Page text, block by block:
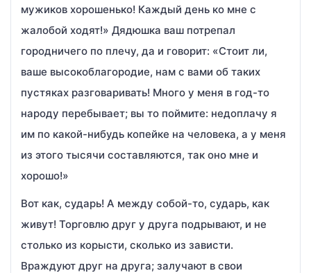
мужиков хорошенько! Каждый день ко мне с
жалобой ходят!» Дядюшка ваш потрепал
городничего по плечу, да и говорит: «Стоит ли,
ваше высокоблагородие, нам с вами об таких
пустяках разговаривать! Много у меня в год-то
народу перебывает; вы то поймите: недоплачу я
им по какой-нибудь копейке на человека, а у меня
из этого тысячи составляются, так оно мне и
хорошо!»
Вот как, сударь! А между собой-то, сударь, как
живут! Торговлю друг у друга подрывают, и не
столько из корысти, сколько из зависти.
Враждуют друг на друга; залучают в свои